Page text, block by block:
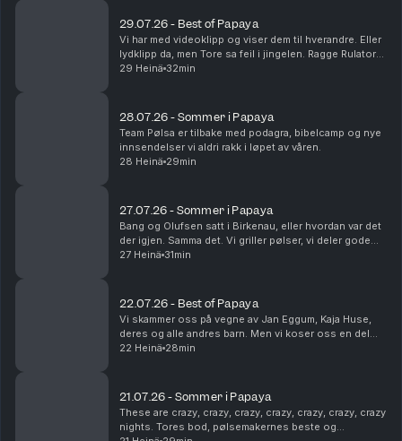
29.07.26 - Best of Papaya
Vi har med videoklipp og viser dem til hverandre. Eller
lydklipp da, men Tore sa feil i jingelen. Ragge Rulator
dukker opp, og Steinar utsettes for på-bekostnings-
29 Heinä 32min
28.07.26 - Sommer i Papaya
Team Pølsa er tilbake med podagra, bibelcamp og nye
innsendelser vi aldri rakk i løpet av våren.
28 Heinä 29min
27.07.26 - Sommer i Papaya
Bang og Olufsen satt i Birkenau, eller hvordan var det
der igjen. Samma det. Vi griller pølser, vi deler gode
sommerminner og vi tømmer postkassa vår. Det er fint.
27 Heinä 31min
22.07.26 - Best of Papaya
Vi skammer oss på vegne av Jan Eggum, Kaja Huse,
deres og alle andres barn. Men vi koser oss en del
med høydepunkter fra sesongen som gikk.
22 Heinä 28min
21.07.26 - Sommer i Papaya
These are crazy, crazy, crazy, crazy, crazy, crazy, crazy
nights. Tores bod, pølsemakernes beste og